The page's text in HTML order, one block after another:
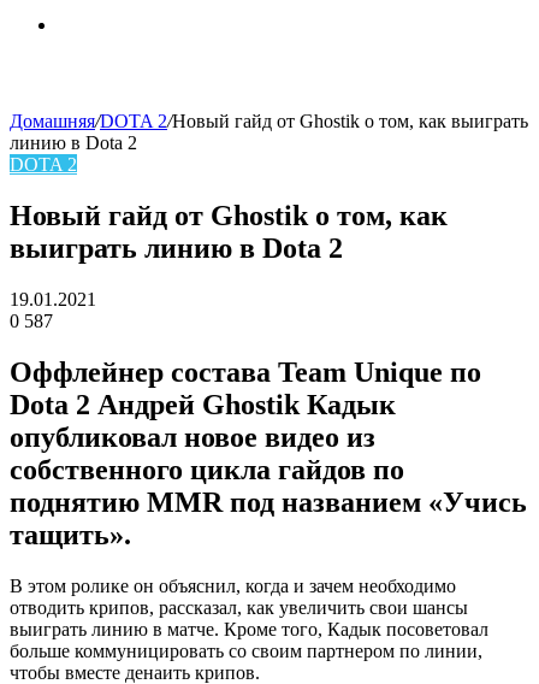
skin
Домашняя/DOTA 2/Новый гайд от Ghostik о том, как выиграть
линию в Dota 2
DOTA 2
Новый гайд от Ghostik о том, как
выиграть линию в Dota 2
19.01.2021
0 587
Оффлейнер состава Team Unique по
Dota 2 Андрей Ghostik Кадык
опубликовал новое видео из
собственного цикла гайдов по
поднятию MMR под названием «Учись
тащить».
В этом ролике он объяснил, когда и зачем необходимо
отводить крипов, рассказал, как увеличить свои шансы
выиграть линию в матче. Кроме того, Кадык посоветовал
больше коммуницировать со своим партнером по линии,
чтобы вместе денаить крипов.